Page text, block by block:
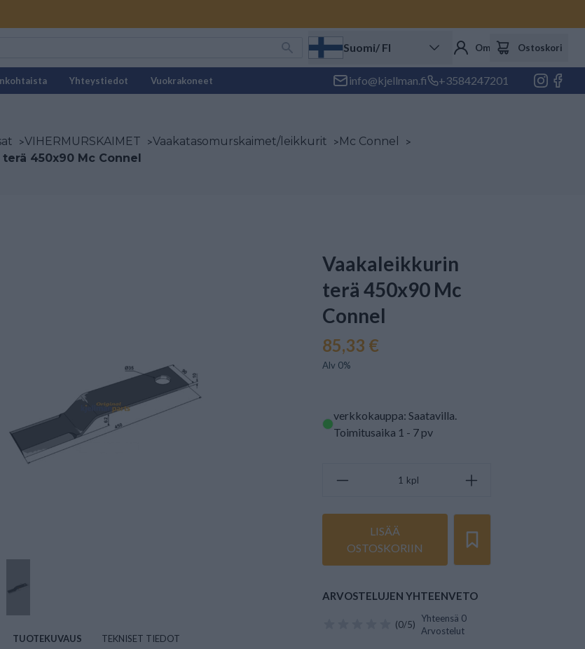
Suomi/ FI Oma tili Ostoskori
Yhteystiedot Vuokrakoneet info@kjellman.fi +3584247201
>VIHERMURSKAIMET >Vaakatasomurskaimet/leikkurit >Mc Connel
>
450x90 Mc Connel
TUOTEKUVAUS TEKNISET TIEDOT
Vaakaleikkurin
terä 450x90 Mc
Connel
85,33 €
Alv 0%
verkkokauppa: Saatavilla.
Toimitusaika 1 - 7 pv
kpl
LISÄÄ
OSTOSKORIIN
ARVOSTELUJEN YHTEENVETO
(0/5)
Yhteensä 0
Arvostelut